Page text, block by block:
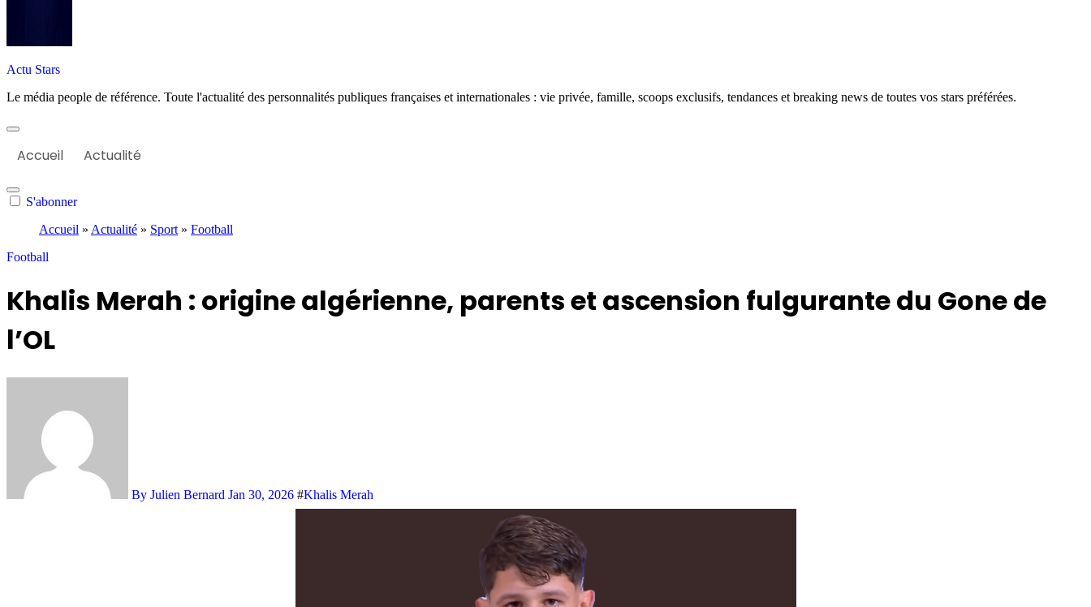
Actu Stars
Le média people de référence. Toute l'actualité des personnalités publiques françaises et internationales : vie privée, famille, scoops exclusifs, tendances et breaking news de toutes vos stars préférées.
Accueil Actualité
S'abonner
Accueil » Actualité » Sport » Football
Football
Khalis Merah : origine algérienne, parents et ascension fulgurante du Gone de
l’OL
By Julien Bernard Jan 30, 2026 #Khalis Merah